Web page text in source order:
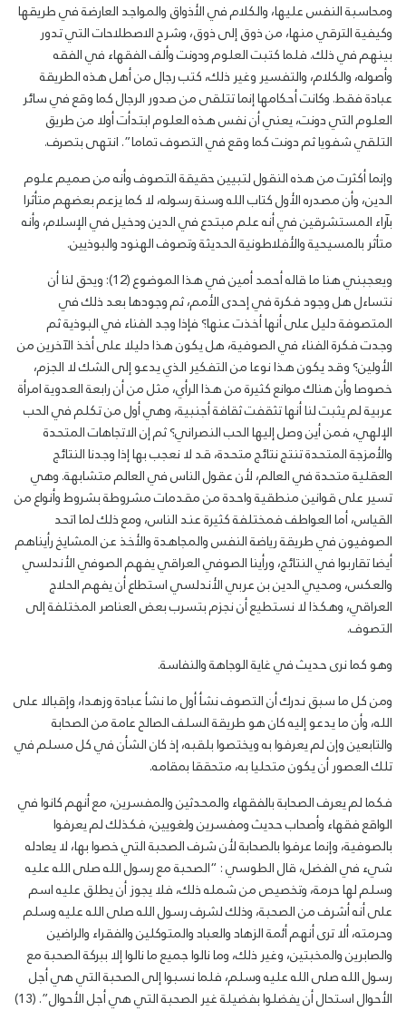
ومحاسبة النفس عليها، والكلام في الأذواق والمواجد العارضة في طريقها
وكيفية الترقي منها، من ذوق إلى ذوق، وشرح الاصطلاحات التي تدور
بينهم في ذلك. فلما كتبت العلوم ودونت وألف الفقهاء في الفقه
وأصوله، والكلام، والتفسير وغير ذلك، كتب رجال من أهل هذه الطريقة
عبادة فقط. وكانت أحكامها إنما تتلقى من صدور الرجال كما وقع في سائر
العلوم التي دونت، يعني أن نفس هذه العلوم ابتدأت أولا من طريق
التلقي شفويا ثم دونت كما وقع في التصوف تماما”. انتهى بتصرف.
وإنما أكثرت من هذه النقول لتبيين حقيقة التصوف وأنه من صميم علوم
الدين، وأن مصدره الأول كتاب الله وسنة رسوله، لا كما يزعم بعضهم متأثرا
بآراء المستشرقين في أنه علم مبتدع في الدين ودخيل في الإسلام، وأنه
متأثر بالمسيحية والأفلاطونية الحديثة وتصوف الهنود والبوذيين.
ويعجبني هنا ما قاله أحمد أمين في هذا الموضوع (12): ويحق لنا أن
نتساءل هل وجود فكرة في إحدى الأمم، ثم وجودها بعد ذلك في
المتصوفة دليل على أنها أخذت عنها؟ فإذا وجد الفناء في البوذية ثم
وجدت فكرة الفناء في الصوفية، هل يكون هذا دليلا على أخذ الآخرين من
الأولين؟ وقد يكون هذا نوعا من التفكير الذي يدعو إلى الشك لا الجزم،
خصوصا وأن هناك موانع كثيرة من هذا الرأي، مثل من أن رابعة العدوية امرأة
عربية لم يثبت لنا أنها تثقفت ثقافة أجنبية، وهي أول من تكلم في الحب
الإلهي، فمن أين وصل إليها الحب النصراني؟ ثم إن الاتجاهات المتحدة
والأمزجة المتحدة تنتج نتائج متحدة، قد لا نعجب بها إذا وجدنا النتائج
العقلية متحدة في العالم، لأن عقول الناس في العالم متشابهة. وهي
تسير على قوانين منطقية واحدة من مقدمات مشروطة بشروط وأنواع من
القياس، أما العواطف فمختلفة كثيرة عند الناس، ومع ذلك لما اتحد
الصوفيون في طريقة رياضة النفس والمجاهدة والأخذ عن المشايخ رأيناهم
أيضا تقاربوا في النتائج، ورأينا الصوفي العراقي يفهم الصوفي الأندلسي
والعكس، ومحيي الدين بن عربي الأندلسي استطاع أن يفهم الحلاج
العراقي، وهكذا لا نستطيع أن نجزم بتسرب بعض العناصر المختلفة إلى
التصوف.
وهو كما نرى حديث في غاية الوجاهة والنفاسة.
ومن كل ما سبق ندرك أن التصوف نشأ أول ما نشأ عبادة وزهدا، وإقبالا على
الله، وأن ما يدعو إليه كان هو طريقة السلف الصالح عامة من الصحابة
والتابعين وإن لم يعرفوا به ويختصوا بلقبه، إذ كان الشأن في كل مسلم في
تلك العصور أن يكون متحليا به، متحققا بمقامه.
فكما لم يعرف الصحابة بالفقهاء والمحدثين والمفسرين، مع أنهم كانوا في
الواقع فقهاء وأصحاب حديث ومفسرين ولغويين، فكذلك لم يعرفوا
بالصوفية، وإنما عرفوا بالصحابة لأن شرف الصحبة التي خصوا بها، لا يعادله
شيء في الفضل، قال الطوسي : “الصحبة مع رسول الله صلى الله عليه
وسلم لها حرمة، وتخصيص من شمله ذلك، فلا يجوز أن يطلق عليه اسم
على أنه أشرف من الصحبة، وذلك لشرف رسول الله صلى الله عليه وسلم
وحرمته، ألا ترى أنهم أئمة الزهاد والعباد والمتوكلين والفقراء والراضين
والصابرين والمخبتين، وغير ذلك، وما نالوا جميع ما نالوا إلا ببركة الصحبة مع
رسول الله صلى الله عليه وسلم، فلما نسبوا إلى الصحبة التي هي أجل
الأحوال استحال أن يفضلوا بفضيلة غير الصحبة التي هي أجل الأحوال”. (13)